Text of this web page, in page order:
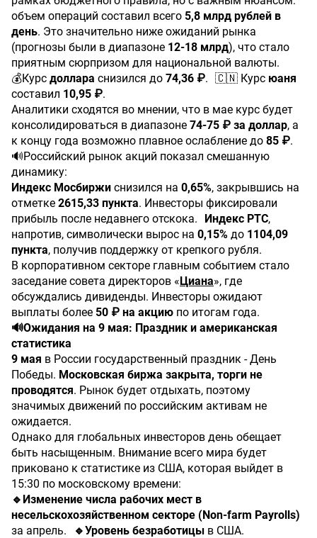
объем операций составил всего 5,8 млрд рублей в
день. Это значительно ниже ожиданий рынка
(прогнозы были в диапазоне 12-18 млрд), что стало
приятным сюрпризом для национальной валюты.
💰Курс доллара снизился до 74,36 ₽. 🇨🇳 Курс юаня
составил 10,95 ₽.
Аналитики сходятся во мнении, что в мае курс будет
консолидироваться в диапазоне 74-75 ₽ за доллар, а
к концу года возможно плавное ослабление до 85 ₽.
🔊Российский рынок акций показал смешанную
динамику:
Индекс Мосбиржи снизился на 0,65%, закрывшись на
отметке 2615,33 пункта. Инвесторы фиксировали
прибыль после недавнего отскока. Индекс РТС,
напротив, символически вырос на 0,15% до 1104,09
пункта, получив поддержку от крепкого рубля.
В корпоративном секторе главным событием стало
заседание совета директоров «Циана», где
обсуждались дивиденды. Инвесторы ожидают
выплаты более 50 ₽ на акцию по итогам года.
🔊Ожидания на 9 мая: Праздник и американская
статистика
9 мая в России государственный праздник - День
Победы. Московская биржа закрыта, торги не
проводятся. Рынок будет отдыхать, поэтому
значимых движений по российским активам не
ожидается.
Однако для глобальных инвесторов день обещает
быть насыщенным. Внимание всего мира будет
приковано к статистике из США, которая выйдет в
15:30 по московскому времени:
🔹Изменение числа рабочих мест в
несельскохозяйственном секторе (Non-farm Payrolls)
за апрель.
🔹Уровень безработицы в США.